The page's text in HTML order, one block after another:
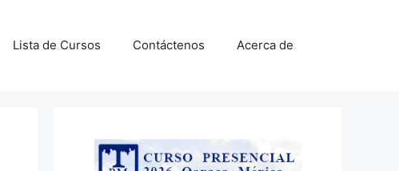
Lista de Cursos Contáctenos Acerca de